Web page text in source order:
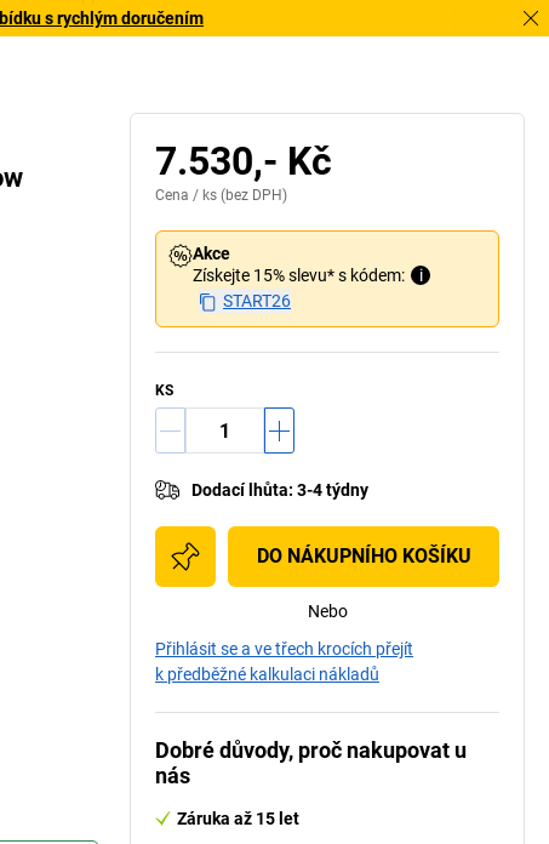
s rychlým doručením
7.530,- Kč
Cena / ks (bez DPH)
Akce
Získejte 15% slevu* s kódem:
i
START26
KS
Dodací lhůta: 3-4 týdny
DO NÁKUPNÍHO KOŠÍKU
Nebo
Přihlásit se a ve třech krocích přejít
k předběžné kalkulaci nákladů
Dobré důvody, proč nakupovat u
nás
Záruka až 15 let